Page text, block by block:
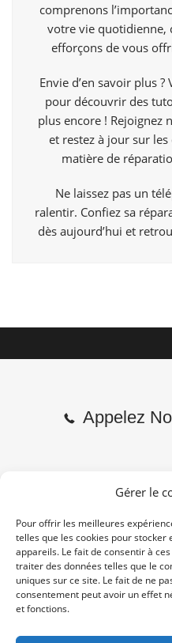
Gérer le
Pour offrir les meilleures
telles que les cookies pour
appareils. Le fait de consentir à
traiter des données telles que le
uniques sur ce site. Le fait de ne
consentement peut avoir un effet
et fonctions.
comprenons
votre vie quotidienne,
efforçons de vous
Envie d’en savoir plus
pour découvrir des
plus encore ! Rejoignez
et restez à jour sur
matière de
Ne laissez pas un
ralentir. Confiez sa
dès aujourd’hui et
Appelez
2 Cours
Bordeaux
Lun-
Non Stop